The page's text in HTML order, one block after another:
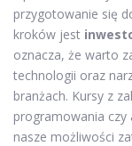
przygotowanie się
kroków jest
oznacza, że warto
technologii oraz
branżach. Kursy z
programowania czy
nasze możliwości